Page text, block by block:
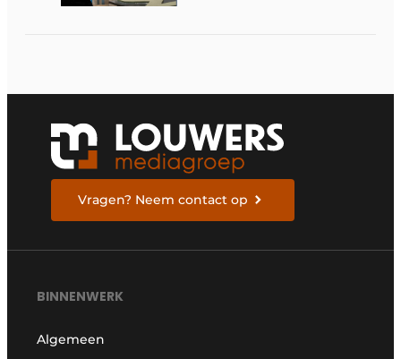
Vragen? Neem contact op
BINNENWERK
Algemeen